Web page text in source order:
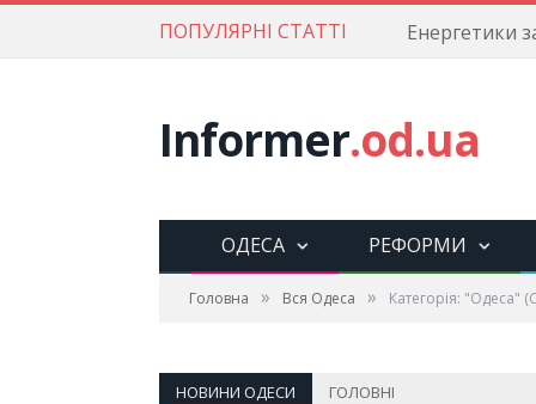
ПОПУЛЯРНІ СТАТТІ
Informer.od.ua
ОДЕСА РЕФОРМИ
Головна » Вся Одеса » Категорія: "Одеса"
НОВИНИ ОДЕСИ ГОЛОВНІ